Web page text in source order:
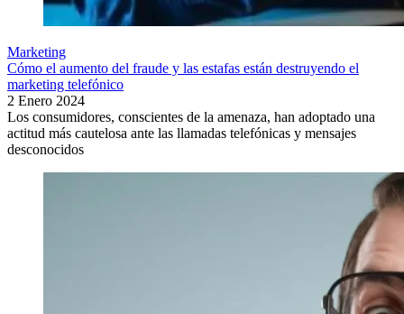
Marketing
Cómo el aumento del fraude y las estafas están destruyendo el
marketing telefónico
2 Enero 2024
Los consumidores, conscientes de la amenaza, han adoptado una
actitud más cautelosa ante las llamadas telefónicas y mensajes
desconocidos